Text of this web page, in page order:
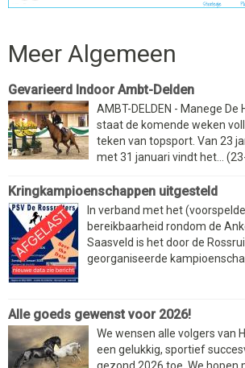
Meer Algemeen
Gevarieerd Indoor Ambt-Delden
AMBT-DELDEN - Manege
staat de komende weken
teken van topsport. Van 23
met 31 januari vindt het...
Kringkampioenschappen uitgesteld
In verband met het
bereikbaarheid rondom de
Saasveld is het door de
georganiseerde
Alle goeds gewenst voor 2026!
We wensen alle volgers van
een gelukkig, sportief